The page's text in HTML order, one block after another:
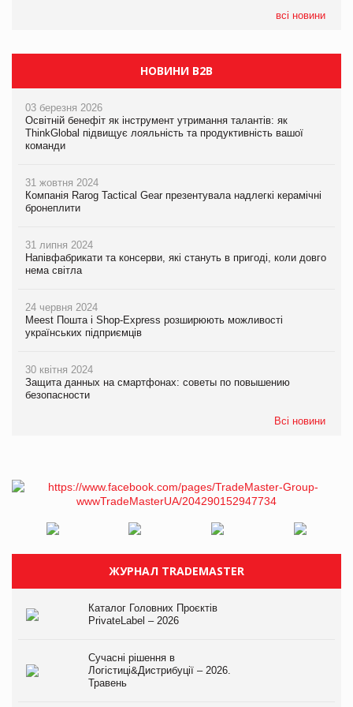
всі новини
НОВИНИ B2B
03 березня 2026
Освітній бенефіт як інструмент утримання талантів: як
ThinkGlobal підвищує лояльність та продуктивність вашої
команди
31 жовтня 2024
Компанія Rarog Tactical Gear презентувала надлегкі керамічні
бронеплити
31 липня 2024
Напівфабрикати та консерви, які стануть в пригоді, коли довго
нема світла
24 червня 2024
Meest Пошта і Shop-Express розширюють можливості
українських підприємців
30 квітня 2024
Защита данных на смартфонах: советы по повышению
безопасности
Всі новини
ЖУРНАЛ TRADEMASTER
Каталог Головних Проєктів
PrivateLabel – 2026
Сучасні рішення в
Логістиці&Дистрибуції – 2026.
Травень